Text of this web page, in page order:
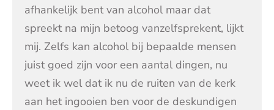
afhankelijk bent van alcohol maar dat
spreekt na mijn betoog vanzelfsprekent, lijkt
mij. Zelfs kan alcohol bij bepaalde mensen
juist goed zijn voor een aantal dingen, nu
weet ik wel dat ik nu de ruiten van de kerk
aan het ingooien ben voor de deskundigen